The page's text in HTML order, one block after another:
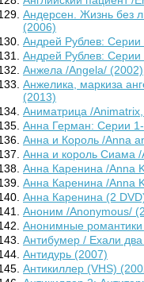
Андерсен. Жизнь без
(2006)
Андрей Рублев:
Андрей Рублев:
Анжела /Angela/ (2002)
Анжелика, маркиза
(2013)
Аниматрица /
Анна Герман: Серии
Анна и Король /Anna
Анна и король Сиама
Анна Каренина /Anna
Анна Каренина /Anna
Анна Каренина (2
Аноним /Anonymous/
Анонимные
Антибумер / Ехали
Антидурь (2007)
Антикиллер (VHS)